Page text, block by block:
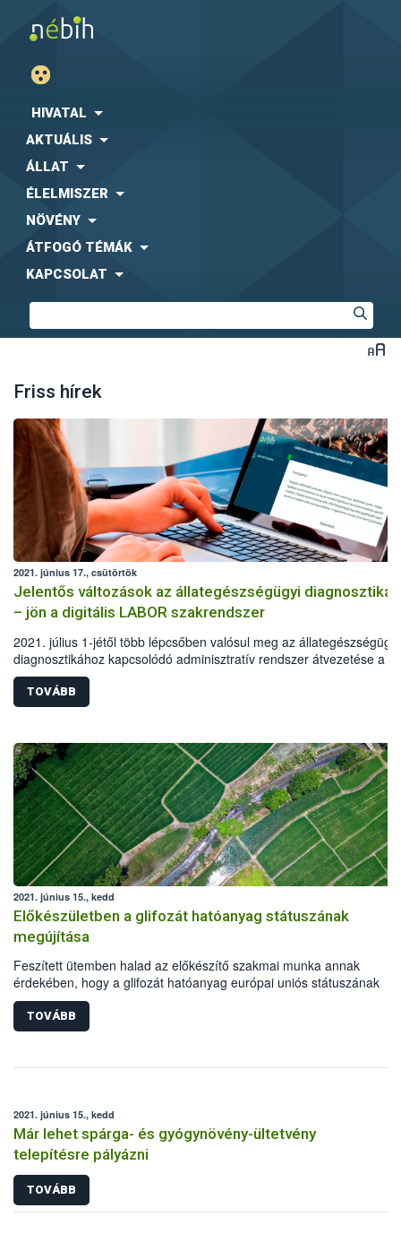
HIVATAL
AKTUÁLIS
ÁLLAT
ÉLELMISZER
NÖVÉNY
ÁTFOGÓ TÉMÁK
KAPCSOLAT
Friss hírek
2021. június 17., csütörtök
Jelentős változások az állategészségügyi
– jön a digitális LABOR szakrendszer
2021. július 1-jétől több lépcsőben valósul meg az állategészségügyi
diagnosztikához kapcsolódó adminisztratív rendszer átvezetése a
digitális térbe. A változások, újítások alapvetően két jelentős
érintenek: az ügyviteli rendszer digitalizációján túl életbe lép az ún.
egyetemleges felelősségvállalás. A Nemzeti Élelmiszerlánc-
megrendelésének egyszerűsítését, valamint a hiteles és gyors
eredményközlést támogatják.
TOVÁBB
2021. június 15., kedd
Előkészületben a glifozát hatóanyag státuszának
megújítása
Feszített ütemben halad az előkészítő szakmai munka annak
érdekében, hogy a glifozát hatóanyag európai uniós státuszának
megújításáról időben döntés születhessen. A négy előkészítő
határidőre elkészítette jelentéstervezetét, melyben, az eddigi
tudományos adatok alapján, a hatóanyag megújítására tettek
TOVÁBB
2021. június 15., kedd
Már lehet spárga- és gyógynövény-ültetvény
telepítésre pályázni
TOVÁBB